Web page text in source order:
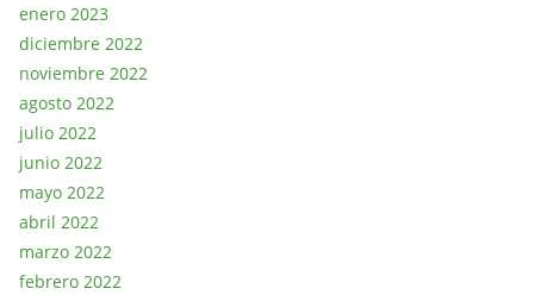
enero 2023
diciembre 2022
noviembre 2022
agosto 2022
julio 2022
junio 2022
mayo 2022
abril 2022
marzo 2022
febrero 2022